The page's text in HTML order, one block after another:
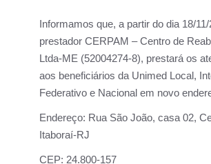
Informamos que, a partir do dia 18/
prestador CERPAM – Centro de
Ltda-ME (52004274-8), prestará os
aos beneficiários da Unimed Local,
Federativo e Nacional em novo
Endereço: Rua São João, casa 02,
Itaboraí-RJ
CEP: 24.800-157